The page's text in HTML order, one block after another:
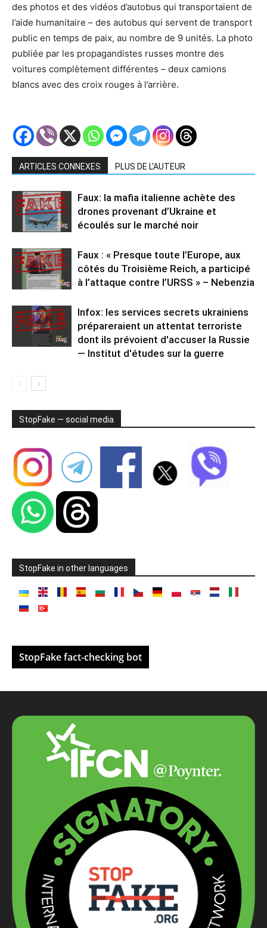
des photos et des vidéos d’autobus qui transportaient de
l’aide humanitaire – des autobus qui servent de transport
public en temps de paix, au nombre de 9 unités. La photo
publiée par les propagandistes russes montre des
voitures complètement différentes – deux camions
blancs avec des croix rouges à l’arrière.
ARTICLES CONNEXES PLUS DE L'AUTEUR
Faux: la mafia italienne achète des
drones provenant d’Ukraine et
écoulés sur le marché noir
Faux : « Presque toute l’Europe, aux
côtés du Troisième Reich, a participé
à l’attaque contre l’URSS » – Nebenzia
Infox: les services secrets ukrainiens
prépareraient un attentat terroriste
dont ils prévoient d'accuser la Russie
— Institut d'études sur la guerre
StopFake — social media
StopFake in other languages
StopFake fact-checking bot